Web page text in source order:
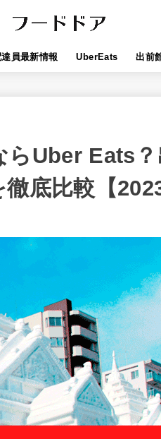
員最新情報 UberEats 出前
らUber Eats？
底比較【